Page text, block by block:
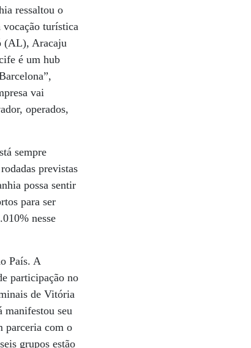
ressaltou o
vocação turística
(AL), Aracaju
é um hub
vai
operados,
sempre
previstas
possa sentir
para ser
nesse
País. A
participação no
de Vitória
manifestou seu
parceria com o
grupos estão